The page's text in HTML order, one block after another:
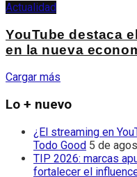
Actualidad
YouTube destaca
en la nueva
Cargar más
Lo + nuevo
¿El streaming en
Todo Good 5 de
TIP 2026: marcas
fortalecer el